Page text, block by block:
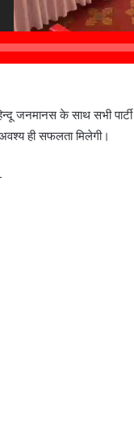
जनमानस के साथ सभी
ही सफलता मिलेगी।